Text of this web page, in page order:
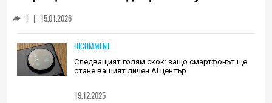
1 | 15.01.2026
HICOMMENT
Следващият голям скок: защо смартфонът ще
стане вашият личен AI център
19.12.2025